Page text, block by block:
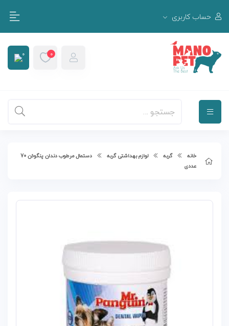
حساب کاربری
0
هیچ محصولی در سبد خرید نیست.
0
خانه گربه لوازم بهداشتی گربه
دستمال مرطوب دندان پنگوئن 70
عددی